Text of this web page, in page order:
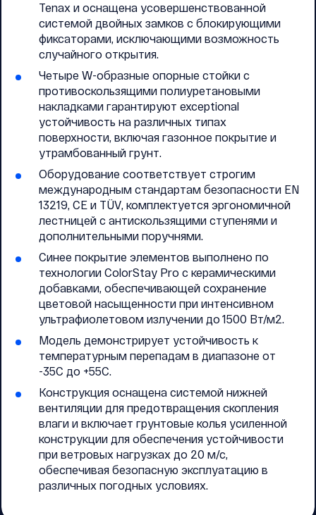
Tenax и оснащена усовершенствованной
системой двойных замков с блокирующими
фиксаторами, исключающими возможность
случайного открытия.
Четыре W-образные опорные стойки с
противоскользящими полиуретановыми
накладками гарантируют exceptional
устойчивость на различных типах
поверхности, включая газонное покрытие и
утрамбованный грунт.
Оборудование соответствует строгим
международным стандартам безопасности EN
13219, CE и TÜV, комплектуется эргономичной
лестницей с антискользящими ступенями и
дополнительными поручнями.
Синее покрытие элементов выполнено по
технологии ColorStay Pro с керамическими
добавками, обеспечивающей сохранение
цветовой насыщенности при интенсивном
ультрафиолетовом излучении до 1500 Вт/м2.
Модель демонстрирует устойчивость к
температурным перепадам в диапазоне от
-35C до +55C.
Конструкция оснащена системой нижней
вентиляции для предотвращения скопления
влаги и включает грунтовые колья усиленной
конструкции для обеспечения устойчивости
при ветровых нагрузках до 20 м/с,
обеспечивая безопасную эксплуатацию в
различных погодных условиях.